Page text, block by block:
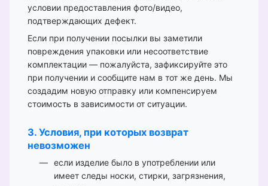
условии предоставления фото/видео,
подтверждающих дефект.
Если при получении посылки вы заметили
повреждения упаковки или несоответствие
комплектации — пожалуйста, зафиксируйте это
при получении и сообщите нам в тот же день. Мы
создадим новую отправку или компенсируем
стоимость в зависимости от ситуации.
3. Условия, при которых возврат
невозможен
если изделие было в употреблении или
имеет следы носки, стирки, загрязнения,